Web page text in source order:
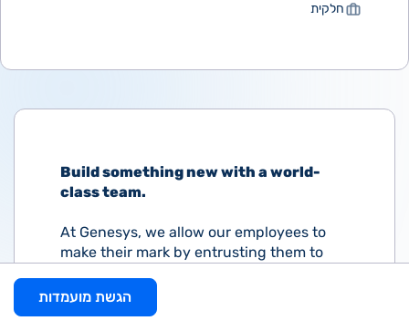
חלקית
Build something new with a world-
class team.
At Genesys, we allow our employees to
make their mark by entrusting them to
been hired to do: their very best. Your
potential is waiting; why are you?
הגשת מועמדות